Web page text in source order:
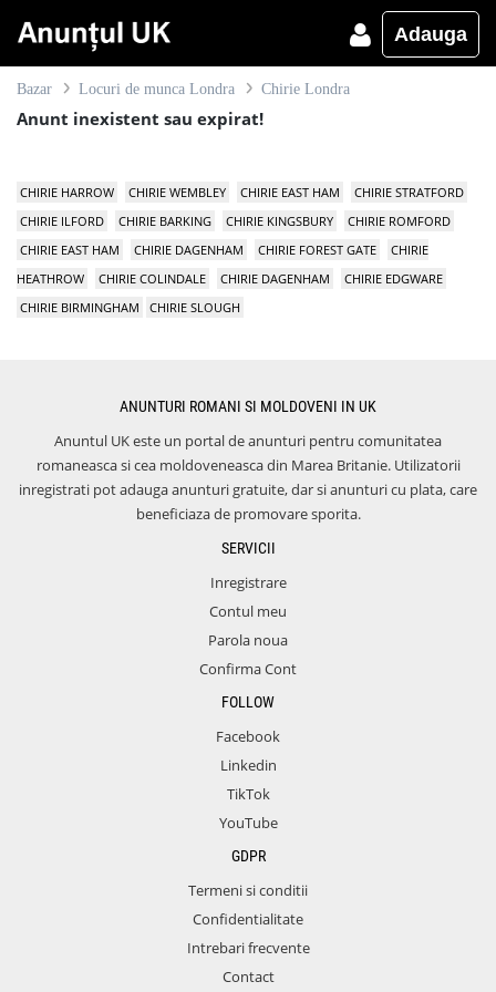
Adauga
Bazar Locuri de munca Londra Chirie Londra
Anunt inexistent sau expirat!
CHIRIE HARROW CHIRIE WEMBLEY CHIRIE EAST HAM
CHIRIE STRATFORD
CHIRIE ILFORD
CHIRIE BARKING CHIRIE KINGSBURY
CHIRIE ROMFORD
CHIRIE EAST HAM
CHIRIE DAGENHAM CHIRIE FOREST GATE
CHIRIE
HEATHROW
CHIRIE COLINDALE CHIRIE DAGENHAM
CHIRIE EDGWARE
CHIRIE BIRMINGHAM
CHIRIE SLOUGH
ANUNTURI ROMANI SI MOLDOVENI IN UK
Anuntul UK este un portal de anunturi pentru comunitatea
romaneasca si cea moldoveneasca din Marea Britanie. Utilizatorii
inregistrati pot adauga anunturi gratuite, dar si anunturi cu plata, care
beneficiaza de promovare sporita.
SERVICII
Inregistrare
Contul meu
Parola noua
Confirma Cont
FOLLOW
Facebook
Linkedin
TikTok
YouTube
GDPR
Termeni si conditii
Confidentialitate
Intrebari frecvente
Contact